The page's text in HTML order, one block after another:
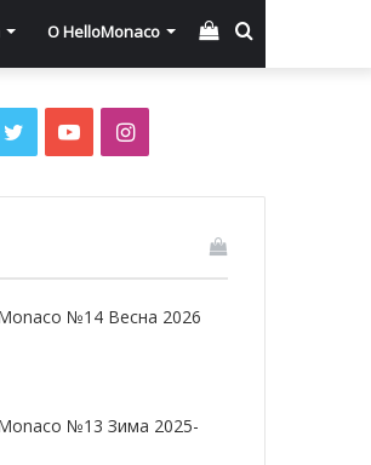
О HelloMonaco Смотреть
TwitterYouTubeInstagram
№14 Весна 2026
№13 Зима 2025-